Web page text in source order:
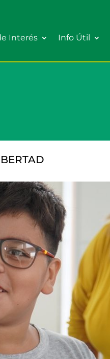
Interés Info Útil